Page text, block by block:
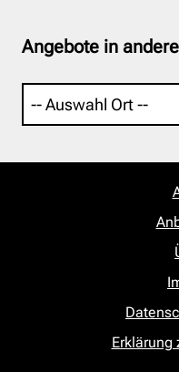
Angebote in
Erklärung